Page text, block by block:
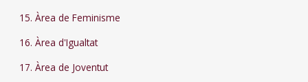
15. Àrea de Feminisme
16. Àrea d'Igualtat
17. Àrea de Joventut